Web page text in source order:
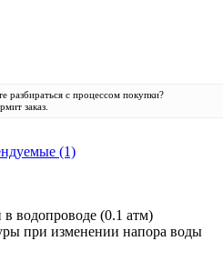
разбираться с процессом покупки?
заказ.
(1)
водопроводе (0.1 атм)
при изменении напора воды